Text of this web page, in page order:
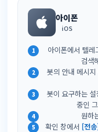
아이폰
iOS
아이폰에서 텔
검색
봇의 안내 메시
봇이 요구하는
중인
원하
확인 창에서 [전